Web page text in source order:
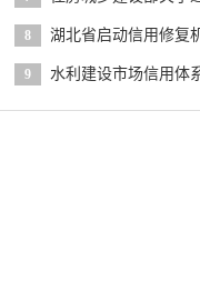
建筑和市政基础设施工程
导意见
8 湖北省启动信用修复
信记录被删除
9 水利建设市场信用体
段